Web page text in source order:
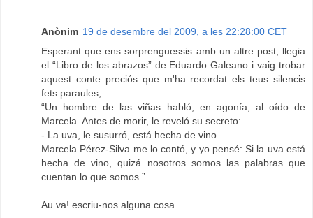
Anònim 19 de desembre del 2009, a les 22:28:00 CET
Esperant que ens sorprenguessis amb un altre post, llegia
el “Libro de los abrazos” de Eduardo Galeano i vaig trobar
aquest conte preciós que m'ha recordat els teus silencis
fets paraules,
“Un hombre de las viñas habló, en agonía, al oído de
Marcela. Antes de morir, le reveló su secreto:
- La uva, le susurró, está hecha de vino.
Marcela Pérez-Silva me lo contó, y yo pensé: Si la uva está
hecha de vino, quizá nosotros somos las palabras que
cuentan lo que somos.”
Au va! escriu-nos alguna cosa ...